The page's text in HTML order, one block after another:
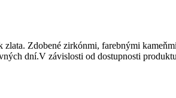
Zdobené zirkónmi, farebnými
dní.V závislosti od dostupnosti